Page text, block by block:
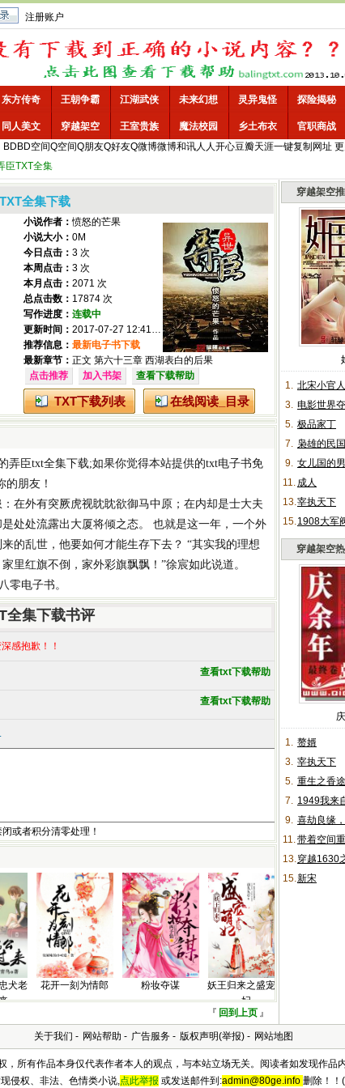
注册账户
东方传奇 王朝争霸 江湖武侠 未来幻想 灵异鬼怪 探险揭秘
同人美文 穿越架空 王室贵族 魔法校园 乡土布衣 官职商战
BD BD空间Q空间Q朋友Q好友Q微博微博和讯人人开心豆瓣天涯一键复制网址
臣TXT全集
全集下载
小说作者：愤怒的芒果
小说大小： 0M
今日点击： 3 次
本周点击： 3 次
本月点击： 2071 次
总点击数： 17874 次
写作进度： 连载中
更新时间： 2017-07-27 12:41:53
推荐信息： 最新电子书下载
最新章节： 正文 第六十三章 西湖表白的后果
点击推荐
加入书架 查看下载帮助
TXT下载列表 在线阅读_目录
弄臣txt全集下载;如果你觉得本站提供的txt电子书免
的朋友！
在外有突厥虎视眈眈欲御马中原；在内却是士大夫
处处流露出大厦将倾之态。 也就是这一年，一个外
的乱世，他要如何才能生存下去？ “其实我的理想
里红旗不倒，家外彩旗飘飘！”徐宸如此说道。
零电子书。
全集下载书评
感抱歉！！
查看txt下载帮助
查看txt下载帮助
或者积分清零处理！
犬老
花开一刻为情郎 粉妆夺谋
妖王归来之盛宠萌
妃
『 回到上页 』
穿越架空
1. 北宋小官
3. 电影世界
5. 极品家丁
7. 枭雄的民国
9. 女儿国的
11. 成人
13.宰执天下
15.1908大军
穿越架空
1. 赘婿
3. 宰执天下
5. 重生之香途
7. 1949我来
9. 喜劫良缘
11.带着空间
13.穿越1630
15.新宋
关于我们 - 网站帮助 - 广告服务 - 版权声明(举报) - 网站地图
，所有作品本身仅代表作者本人的观点，与本站立场无关。阅读者如发现作品
侵权、非法、色情类小说,点此举报 或发送邮件到:admin@80ge.info 删除！！